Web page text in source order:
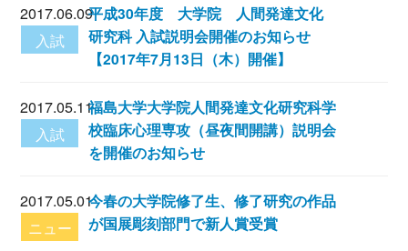
2017.06.09
入試
平成30年度 大学院 人間発達文化
研究科 入試説明会開催のお知らせ
【2017年7月13日（木）開催】
2017.05.11
入試
福島大学大学院人間発達文化研究科学
校臨床心理専攻（昼夜間開講）説明会
を開催のお知らせ
2017.05.01
ニュー
今春の大学院修了生、修了研究の作品
が国展彫刻部門で新人賞受賞